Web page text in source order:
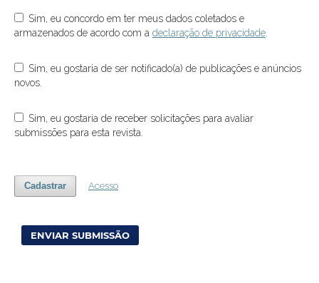
armazenados de acordo com a declaração de privacidade.
novos.
submissões para esta revista.
Cadastrar Acesso
ENVIAR SUBMISSÃO